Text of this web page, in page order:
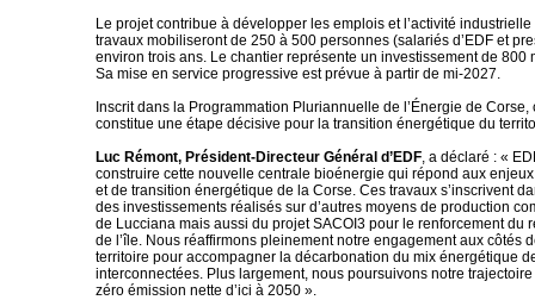
Le projet contribue à développer les emplois et l’activité
travaux mobiliseront de 250 à 500 personnes (salariés d’EDF et
environ trois ans. Le chantier représente un investissement de 800
Sa mise en service progressive est prévue à partir de mi-2027.
Inscrit dans la Programmation Pluriannuelle de l’Énergie de Corse,
constitue une étape décisive pour la transition énergétique du
Luc Rémont, Président-Directeur Général d’EDF, a déclaré : «
construire cette nouvelle centrale bioénergie qui répond aux
et de transition énergétique de la Corse. Ces travaux s’inscrivent
des investissements réalisés sur d’autres moyens de production
de Lucciana mais aussi du projet SACOI3 pour le renforcement du
de l’île. Nous réaffirmons pleinement notre engagement aux côtés
territoire pour accompagner la décarbonation du mix énergétique
interconnectées. Plus largement, nous poursuivons notre
zéro émission nette d’ici à 2050 ».